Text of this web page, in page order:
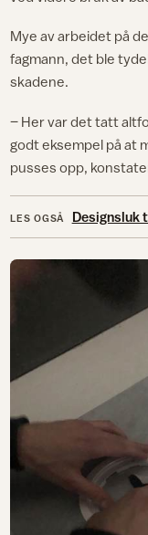
Mye av arbeidet på
fagmann, det ble
skadene.
– Her var det tatt
godt eksempel på at
pusses opp,
LES OGSÅ Designsluk